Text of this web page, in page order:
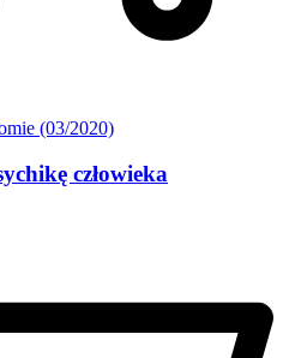
(03/2020)
człowieka